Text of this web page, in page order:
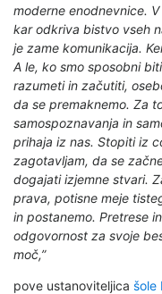
moderne enodnevnice.
kar odkriva bistvo vseh
je zame komunikacija.
A le, ko smo sposobni
razumeti in začutiti,
da se premaknemo. Za
samospoznavanja in
prihaja iz nas. Stopiti iz
zagotavljam, da se
dogajati izjemne stvari.
prava, potisne meje
in postanemo. Pretrese
odgovornost za svoje
moč,”
pove ustanoviteljica šole